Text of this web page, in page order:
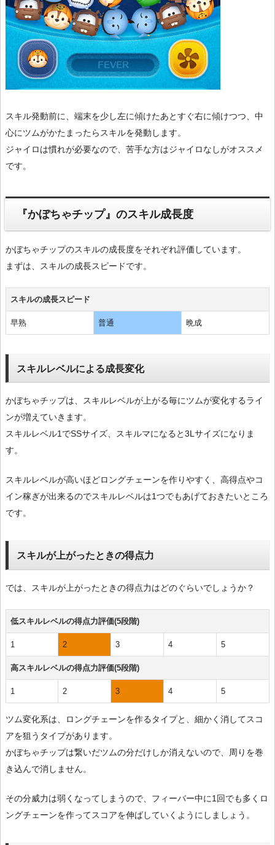
スキル発動前に、端末を少し左に傾けたあとすぐ右に傾けつつ、中
心にツムがかたまったらスキルを発動します。
ジャイロは慣れが必要なので、苦手な方はジャイロなしがオススメ
です。
『かぼちゃチップ』のスキル成長度
かぼちゃチップのスキルの成長度をそれぞれ評価しています。
まずは、スキルの成長スピードです。
スキルの成長スピード
早熟 普通 晩成
スキルレベルによる成長変化
かぼちゃチップは、スキルレベルが上がる毎にツムが変化するライ
ンが増えていきます。
スキルレベル1でSSサイズ、スキルマになると3Lサイズになりま
す。
スキルレベルが高いほどロングチェーンを作りやすく、高得点やコ
イン稼ぎが出来るのでスキルレベルは1つでもあげておきたいところ
です。
スキルが上がったときの得点力
では、スキルが上がったときの得点力はどのぐらいでしょうか？
低スキルレベルの得点力評価(5段階)
1 2 3 4 5
高スキルレベルの得点力評価(5段階)
1 2 3 4 5
ツム変化系は、ロングチェーンを作るタイプと、細かく消してスコ
アを狙うタイプがあります。
かぼちゃチップは繋いだツムの分だけしか消えないので、周りを巻
き込んで消しません。
その分威力は弱くなってしまうので、フィーバー中に1回でも多くロ
ングチェーンを作ってスコアを伸ばしていくようにしましょう。